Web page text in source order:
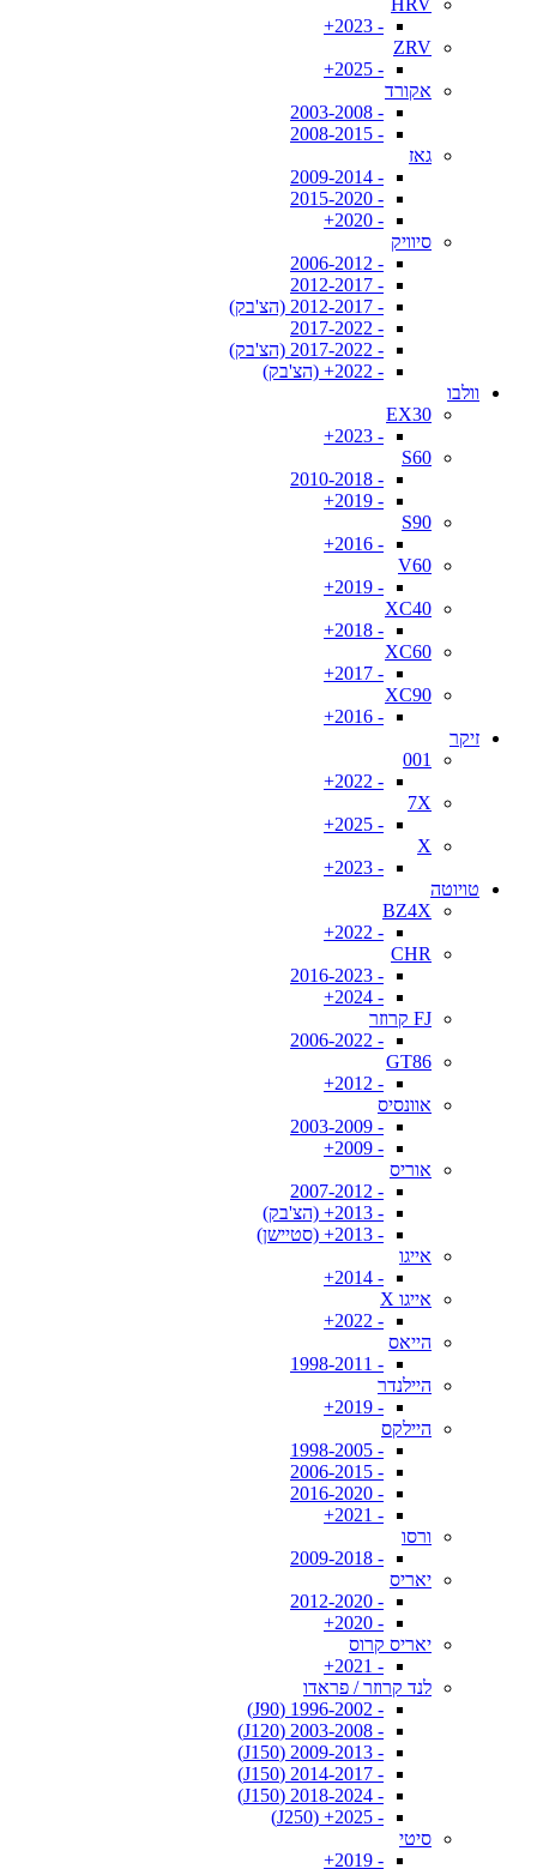
HRV
- 2023+
ZRV
- 2025+
אקורד
- 2003-2008
- 2008-2015
גאז
- 2009-2014
- 2015-2020
- 2020+
סיוויק
- 2006-2012
- 2012-2017
- 2012-2017 (הצ'בק)
- 2017-2022
- 2017-2022 (הצ'בק)
- 2022+ (הצ'בק)
וולבו
EX30
- 2023+
S60
- 2010-2018
- 2019+
S90
- 2016+
V60
- 2019+
XC40
- 2018+
XC60
- 2017+
XC90
- 2016+
זיקר
001
- 2022+
7X
- 2025+
X
- 2023+
טויוטה
BZ4X
- 2022+
CHR
- 2016-2023
- 2024+
FJ קרוזר
- 2006-2022
GT86
- 2012+
אוונסיס
- 2003-2009
- 2009+
אוריס
- 2007-2012
- 2013+ (הצ'בק)
- 2013+ (סטיישן)
אייגו
- 2014+
אייגו X
- 2022+
הייאס
- 1998-2011
היילנדר
- 2019+
היילקס
- 1998-2005
- 2006-2015
- 2016-2020
- 2021+
ורסו
- 2009-2018
יאריס
- 2012-2020
- 2020+
יאריס קרוס
- 2021+
לנד קרוזר / פראדו
- 1996-2002 (J90)
- 2003-2008 (J120)
- 2009-2013 (J150)
- 2014-2017 (J150)
- 2018-2024 (J150)
- 2025+ (J250)
סיטי
- 2019+